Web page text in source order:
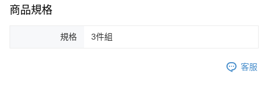
商品規格
規格 3件組
客服